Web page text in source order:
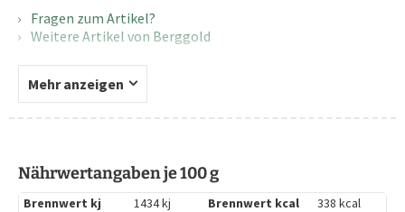
Fragen zum Artikel?
Weitere Artikel von Berggold
Mehr anzeigen
Nährwertangaben je 100 g
Brennwert kj 1434 kj Brennwert kcal 338 kcal